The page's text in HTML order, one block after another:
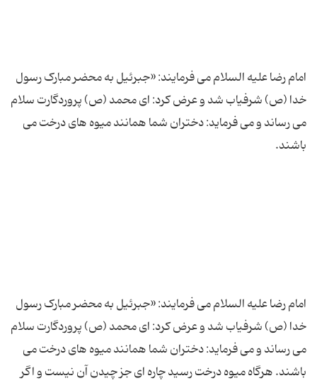
امام رضا علیه السلام می فرمایند: «جبرئیل به محضر مبارک رسول
خدا (ص) شرفیاب شد و عرض کرد: ای محمد (ص) پروردگارت سلام
می رساند و می فرماید: دختران شما همانند میوه های درخت می
امام رضا علیه السلام می فرمایند: «جبرئیل به محضر مبارک رسول
خدا (ص) شرفیاب شد و عرض کرد: ای محمد (ص) پروردگارت سلام
می رساند و می فرماید: دختران شما همانند میوه های درخت می
باشند. هرگاه میوه درخت رسید چاره ای جز چیدن آن نیست و اگر